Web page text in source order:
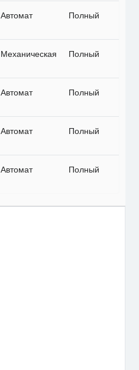
Автомат Полный
Механическая Полный
Автомат Полный
Автомат Полный
Автомат Полный